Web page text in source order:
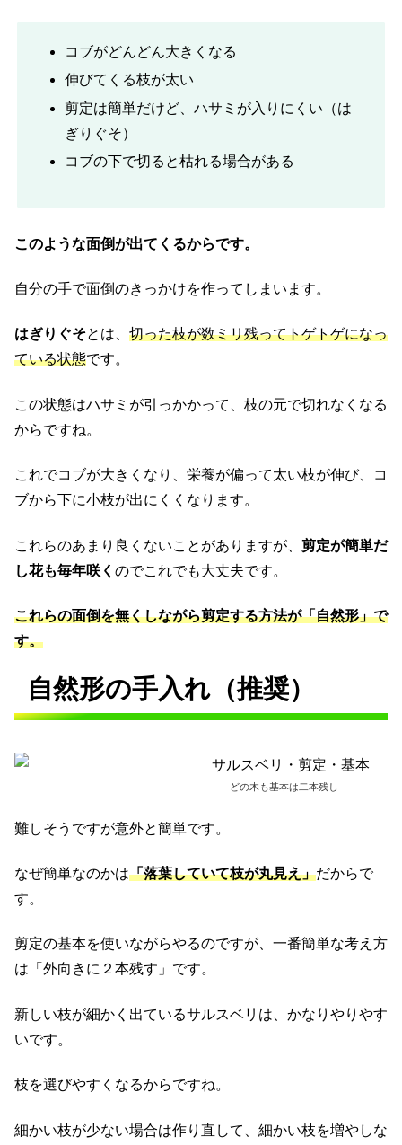
コブがどんどん大きくなる
伸びてくる枝が太い
剪定は簡単だけど、ハサミが入りにくい（は
ぎりぐそ）
コブの下で切ると枯れる場合がある
このような面倒が出てくるからです。
自分の手で面倒のきっかけを作ってしまいます。
はぎりぐそとは、 切った枝が数ミリ残ってトゲトゲになっ
ている状態です。
この状態はハサミが引っかかって、枝の元で切れなくなる
からですね。
これでコブが大きくなり、栄養が偏って太い枝が伸び、コ
ブから下に小枝が出にくくなります。
これらのあまり良くないことがありますが、 剪定が簡単だ
し花も毎年咲く のでこれでも大丈夫です。
これらの面倒を無くしながら剪定する方法が「自然形」で
す。
自然形の手入れ（推奨）
どの木も基本は二本残し
難しそうですが意外と簡単です。
なぜ簡単なのかは「落葉していて枝が丸見え」だからで
す。
剪定の基本を使いながらやるのですが、一番簡単な考え方
は「外向きに２本残す」です。
新しい枝が細かく出ているサルスベリは、かなりやりやす
いです。
枝を選びやすくなるからですね。
細かい枝が少ない場合は作り直して、細かい枝を増やしな